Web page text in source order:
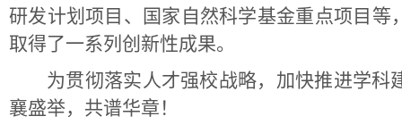
研发计划项目、国家自然科学基金重点项目
取得了一系列创新性成果。
为贯彻落实人才强校战略，加快推进学
襄盛举，共谱华章！